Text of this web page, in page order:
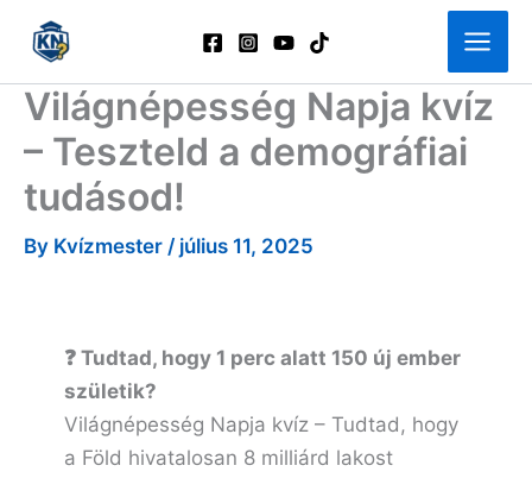
content
Világnépesség Napja kvíz
– Teszteld a demográfiai
tudásod!
By Kvízmester / július 11, 2025
❓ Tudtad, hogy 1 perc alatt 150 új ember
születik?
Világnépesség Napja kvíz – Tudtad, hogy
a Föld hivatalosan 8 milliárd lakost